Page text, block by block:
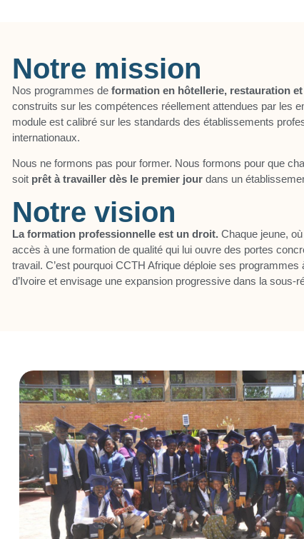
Notre mission
Nos programmes de formation en hôtellerie, restauration
construits sur les compétences réellement attendues par les
module est calibré sur les standards des établissements
internationaux.
Nous ne formons pas pour former. Nous formons pour que
soit prêt à travailler dès le premier jour dans un
Notre vision
La formation professionnelle est un droit. Chaque jeune,
accès à une formation de qualité qui lui ouvre des portes
travail. C’est pourquoi CCTH Afrique déploie ses programmes
d’Ivoire et envisage une expansion progressive dans la sous-